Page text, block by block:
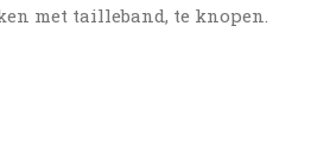
met tailleband, te knopen.